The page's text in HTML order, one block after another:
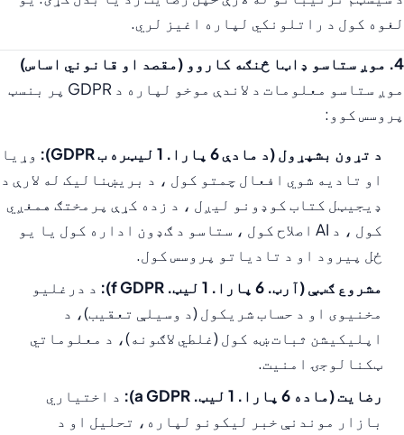
لغوه کول د راتلونکي لپاره اغیز لري.
4. موږ ستاسو ډاټا څنګه کاروو (مقصد او قانوني اساس)
موږ ستاسو معلومات د لاندې موخو لپاره د GDPR پر بنسټ
پروسس کوو:
د تړون بشپړول (د مادې 6 پارا. 1 لیټره ب GDPR):
وړیا
او تادیه شوي افعال چمتو کول ، د بریښنالیک له لارې د
ډیجیټل کتاب کوډونو لیږل ، د زده کړې پرمختګ همغږي
کول ، د AI اصلاح کول ، ستاسو د ګډون اداره کول یا یو
ځل پیرود او د تادیاتو پروسس کول.
مشروع ګټې (آرټ. 6 پارا. 1 لیټ. f GDPR):
د درغلیو
مخنیوی او د حساب شریکول (د وسیلې تعقیب)، د
اپلیکیشن ثبات ښه کول (غلطي لاګونه)، د معلوماتي
ټکنالوجۍ امنیت.
رضایت (ماده 6 پارا. 1 لیټ. a GDPR):
د اختیاري
بازار موندنې خبر لیکونو لپاره، تحلیل او د